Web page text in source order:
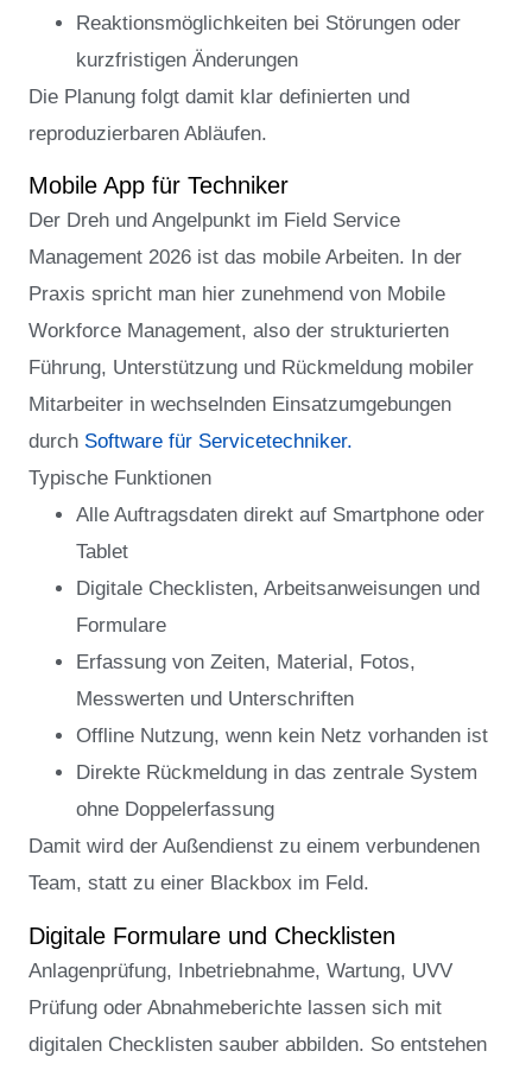
Reaktionsmöglichkeiten bei Störungen oder
kurzfristigen Änderungen
Die Planung folgt damit klar definierten und
reproduzierbaren Abläufen.
Mobile App für Techniker
Der Dreh und Angelpunkt im Field Service
Management 2026 ist das mobile Arbeiten. In der
Praxis spricht man hier zunehmend von Mobile
Workforce Management, also der strukturierten
Führung, Unterstützung und Rückmeldung mobiler
Mitarbeiter in wechselnden Einsatzumgebungen
durch Software für Servicetechniker.
Typische Funktionen
Alle Auftragsdaten direkt auf Smartphone oder
Tablet
Digitale Checklisten, Arbeitsanweisungen und
Formulare
Erfassung von Zeiten, Material, Fotos,
Messwerten und Unterschriften
Offline Nutzung, wenn kein Netz vorhanden ist
Direkte Rückmeldung in das zentrale System
ohne Doppelerfassung
Damit wird der Außendienst zu einem verbundenen
Team, statt zu einer Blackbox im Feld.
Digitale Formulare und Checklisten
Anlagenprüfung, Inbetriebnahme, Wartung, UVV
Prüfung oder Abnahmeberichte lassen sich mit
digitalen Checklisten sauber abbilden. So entstehen